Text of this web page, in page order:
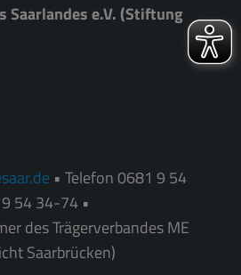
Saarlandes e.V. (Stiftung
• Telefon 0681 9 54
54 34-74 •
des Trägerverbandes ME
Saarbrücken)